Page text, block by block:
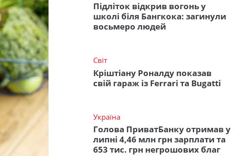
Підліток відкрив вогонь у
школі біля Бангкока: загинули
восьмеро людей
Світ
Кріштіану Роналду показав
свій гараж із Ferrari та Bugatti
Україна
Голова ПриватБанку отримав у
липні 4,46 млн грн зарплати та
653 тис. грн негрошових благ